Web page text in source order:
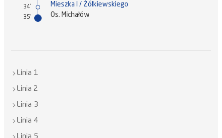
34' Mieszka I / Żółkiewskiego
35' Os. Michałów
Linia 1
Linia 2
Linia 3
Linia 4